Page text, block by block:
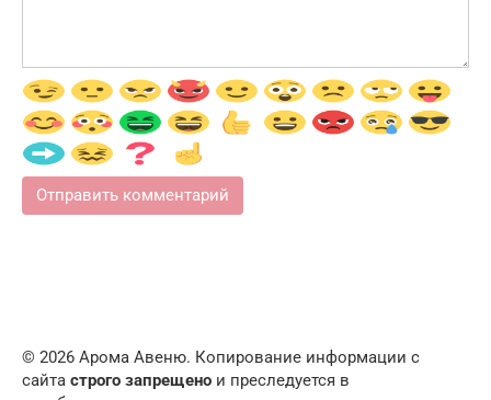
© 2026 Арома Авеню. Копирование информации с
сайта строго запрещено и преследуется в